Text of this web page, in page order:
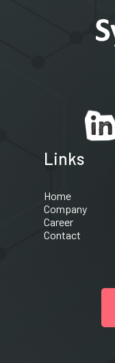
Links
Home
Company
Career
Contact